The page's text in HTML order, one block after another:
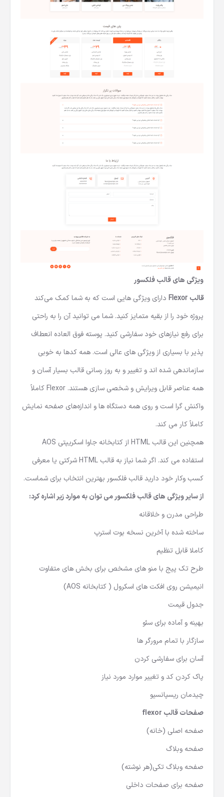
ویژگی های قالب فلکسور
قالب Flexor
دارای ویژگی هایی است که به شما کمک می‌کند
پروژه خود را از بقیه متمایز کنید. شما می توانید آن را به راحتی
برای رفع نیازهای خود سفارشی کنید. پوسته فوق العاده انعطاف
پذیر با بسیاری از ویژگی های عالی است. همه کدها به خوبی
سازماندهی شده اند و تغییر و به روز رسانی قالب بسیار آسان و
همه عناصر قابل ویرایش و شخصی سازی هستند. Flexor کاملاً
واکنش گرا است و روی همه دستگاه ها و اندازه‌های صفحه نمایش
کاملاً کار می کند.
همچنین این قالب HTML
از کتابخانه جاوا اسکریپتی AOS
استفاده می کند. اگر شما نیاز به قالب HTML شرکتی یا معرفی
کسب وکار خود دارید قالب فلکسور بهترین انتخاب برای شماست.
از سایر ویژگی های قالب فلکسور می توان به موارد زیر اشاره کرد:
طراحی مدرن و خلاقانه
ساخته شده با آخرین نسخه بوت استرپ
کاملا قابل تنظیم
طرح تک پیج با منو های مشخص برای بخش های متفاوت
انیمیشن روی افکت های اسکرول ( کتابخانه AOS)
جدول قیمت
بهینه و آماده برای سئو
سازگار با تمام مرورگر ها
آسان برای سفارشی کردن
پاک کردن کد و تغییر موارد مورد نیاز
چیدمان ریسپانسیو
صفحات قالب flexor
صفحه اصلی (خانه)
صفحه وبلاگ
صفحه وبلاگ تکی(هر نوشته)
صفحه برای صفحات داخلی